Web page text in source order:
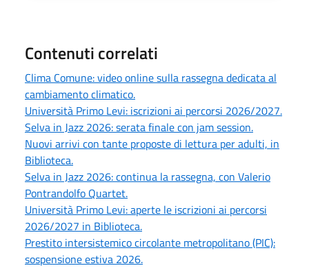
Contenuti correlati
Clima Comune: video online sulla rassegna dedicata al
cambiamento climatico.
Università Primo Levi: iscrizioni ai percorsi 2026/2027.
Selva in Jazz 2026: serata finale con jam session.
Nuovi arrivi con tante proposte di lettura per adulti, in
Biblioteca.
Selva in Jazz 2026: continua la rassegna, con Valerio
Pontrandolfo Quartet.
Università Primo Levi: aperte le iscrizioni ai percorsi
2026/2027 in Biblioteca.
Prestito intersistemico circolante metropolitano (PIC):
sospensione estiva 2026.